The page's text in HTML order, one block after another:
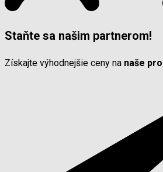
Staňte sa našim partnerom!
Získajte výhodnejšie ceny na naše